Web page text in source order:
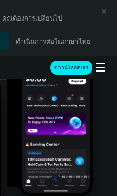
คุณต้องการเปลี่ยนไป
ดำเนินการต่อในภาษาไทย
ดาวน์โหลดเลย